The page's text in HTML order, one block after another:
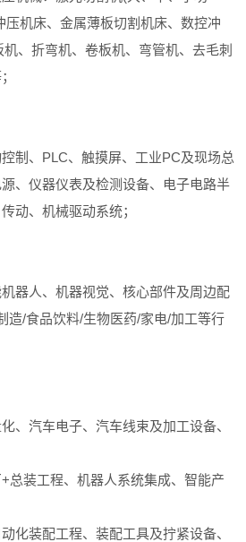
机床、金属薄板切割机床、数控冲
、折弯机、卷板机、弯管机、去毛刺
制、PLC、触摸屏、工业PC及现场总
、仪器仪表及检测设备、电子电路半
动、机械驱动系统；
器人、机器视觉、核心部件及周边配
造/食品饮料/生物医药/家电/加工等行
、汽车电子、汽车线束及加工设备、
总装工程、机器人系统集成、智能产
化装配工程、装配工具及拧紧设备、